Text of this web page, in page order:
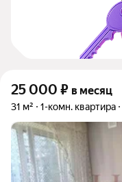
25 000 ₽ в месяц
31 м² 1-комн. квартира